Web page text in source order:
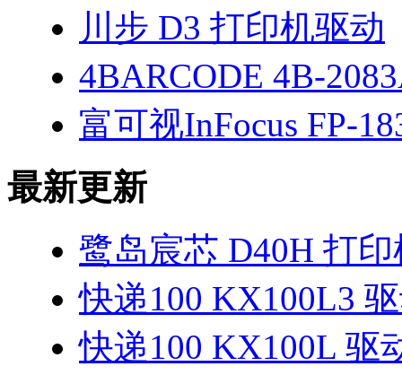
川步 D3 打印机驱动
4BARCODE 4B-
富可视InFocus FP-
最新更新
鹭岛宸芯 D40H 打
快递100 KX100L3
快递100 KX100L 驱